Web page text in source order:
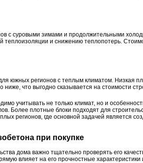
с суровыми зимами и продолжительными
теплоизоляции и снижению теплопотерь.
южных регионов с теплым климатом. Низкая
ниже, что выгодно сказывается на стоимости
учитывать не только климат, но и
Более плотные блоки подходят для
регионов, где основной задачей является
при покупке
дома важно тщательно проверять его
влияет на его прочностные